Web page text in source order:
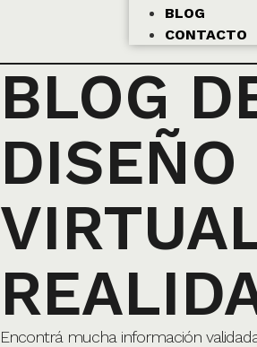
BLOG
CONTACTO
BLOG
Encontrá mucha información